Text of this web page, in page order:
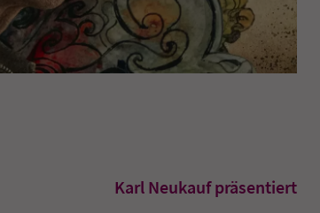
Karl Neukauf präsentiert